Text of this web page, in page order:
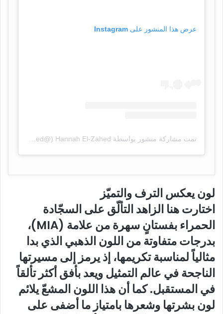
عرض هذا المنشور على Instagram
تمت مشاركة منشور بواسطة ‏‎Hannah El-Zahed‎‏ (@‏‎hannahelzahed‎‏)
لون يعكس الترف والتميّز
اختارت هنا الزاهد التألّق على السجّادة
الحمراء بفستانٍ سهرة من علامة (MIA)،
بدرجات متفاوتة من اللون الذهبي الذي بدا
مثالياً لمناسبة تكريمها، إذ يرمز إلى مسيرتها
الناجحة في عالم التمثيل ويعد بأفق أكثر تألقاً
في المستقبل. كما أن هذا اللون المشعّ يلائم
لون بشرتها وشعرها بامتياز ما أضفى على